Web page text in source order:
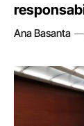
Ana Basanta